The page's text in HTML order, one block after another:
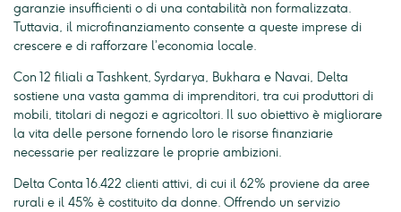
garanzie insufficienti o di una contabilità non formalizzata.
Tuttavia, il microfinanziamento consente a queste imprese di
crescere e di rafforzare l’economia locale.
Con 12 filiali a Tashkent, Syrdarya, Bukhara e Navai, Delta
sostiene una vasta gamma di imprenditori, tra cui produttori di
mobili, titolari di negozi e agricoltori. Il suo obiettivo è migliorare
la vita delle persone fornendo loro le risorse finanziarie
necessarie per realizzare le proprie ambizioni.
Delta Conta 16.422 clienti attivi, di cui il 62% proviene da aree
rurali e il 45% è costituito da donne. Offrendo un servizio